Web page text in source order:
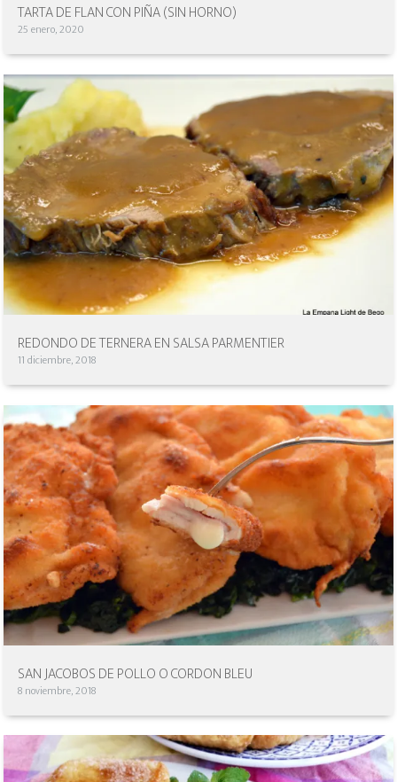
TARTA DE FLAN CON PIÑA (SIN HORNO)
25 enero, 2020
REDONDO DE TERNERA EN SALSA PARMENTIER
11 diciembre, 2018
SAN JACOBOS DE POLLO O CORDON BLEU
8 noviembre, 2018